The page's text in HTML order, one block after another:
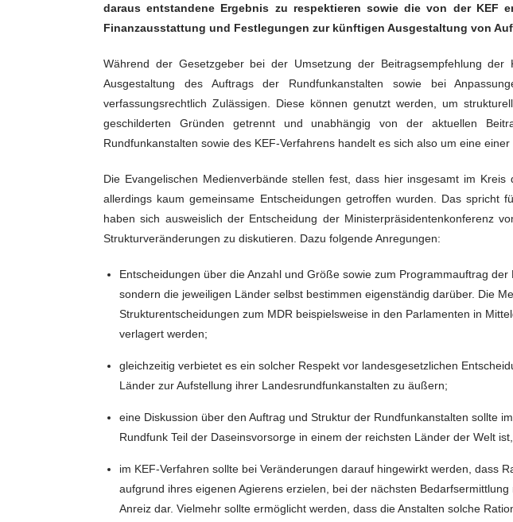
daraus entstandene Ergebnis zu respektieren sowie die von der KEF
Finanzausstattung und Festlegungen zur künftigen Ausgestaltung von
Während der Gesetzgeber bei der Umsetzung der Beitragsempfehlung
Ausgestaltung des Auftrags der Rundfunkanstalten sowie bei
verfassungsrechtlich Zulässigen. Diese können genutzt werden, um
geschilderten Gründen getrennt und unabhängig von der aktuellen
Rundfunkanstalten sowie des KEF-Verfahrens handelt es sich also um eine
Die Evangelischen Medienverbände stellen fest, dass hier insgesamt im
allerdings kaum gemeinsame Entscheidungen getroffen wurden. Das spricht
haben sich ausweislich der Entscheidung der Ministerpräsidentenkonferenz
Strukturveränderungen zu diskutieren. Dazu folgende Anregungen:
Entscheidungen über die Anzahl und Größe sowie zum Programmauftrag
sondern die jeweiligen Länder selbst bestimmen eigenständig darüber. Die
Strukturentscheidungen zum MDR beispielsweise in den Parlamenten in
verlagert werden;
gleichzeitig verbietet es ein solcher Respekt vor landesgesetzlichen
Länder zur Aufstellung ihrer Landesrundfunkanstalten zu äußern;
eine Diskussion über den Auftrag und Struktur der Rundfunkanstalten sollte
Rundfunk Teil der Daseinsvorsorge in einem der reichsten Länder der Welt
im KEF-Verfahren sollte bei Veränderungen darauf hingewirkt werden, dass
aufgrund ihres eigenen Agierens erzielen, bei der nächsten
Anreiz dar. Vielmehr sollte ermöglicht werden, dass die Anstalten solche